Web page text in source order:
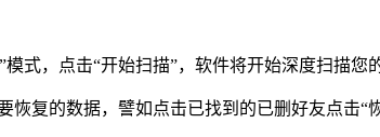
式，点击“开始扫描”，软件将开始深度扫描您
恢复的数据，譬如点击已找到的已删好友点击